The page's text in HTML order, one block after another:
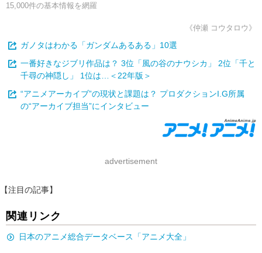
15,000件の基本情報を網羅
《仲瀬 コウタロウ》
ガノタはわかる「ガンダムあるある」10選
一番好きなジブリ作品は？ 3位「風の谷のナウシカ」 2位「千と
千尋の神隠し」 1位は…＜22年版＞
“アニメアーカイブ”の現状と課題は？ プロダクションI.G所属
の“アーカイブ担当”にインタビュー
advertisement
【注目の記事】
関連リンク
日本のアニメ総合データベース「アニメ大全」